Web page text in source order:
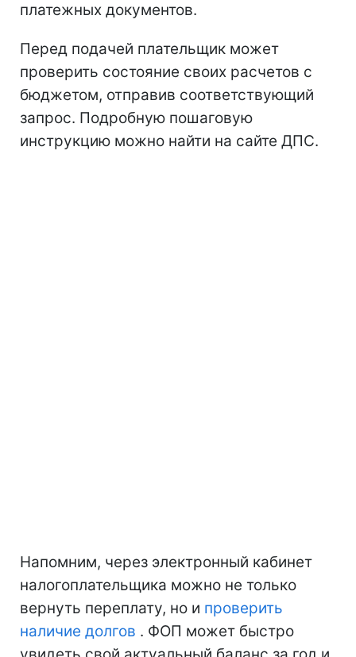
платежных документов.
Перед подачей плательщик может
проверить состояние своих расчетов с
бюджетом, отправив соответствующий
запрос. Подробную пошаговую
инструкцию можно найти на сайте ДПС.
Напомним, через электронный кабинет
налогоплательщика можно не только
вернуть переплату, но и проверить
наличие долгов . ФОП может быстро